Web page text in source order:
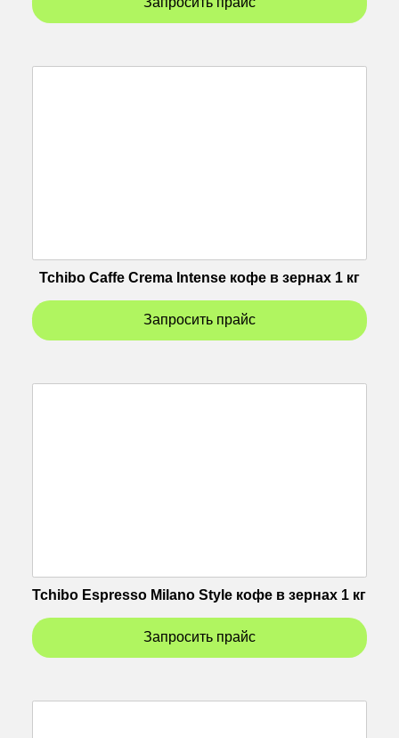
Tchibo Caffe Crema Intense кофе в зернах 1 кг
Запросить прайс
Tchibo Espresso Milano Style кофе в зернах 1 кг
Запросить прайс